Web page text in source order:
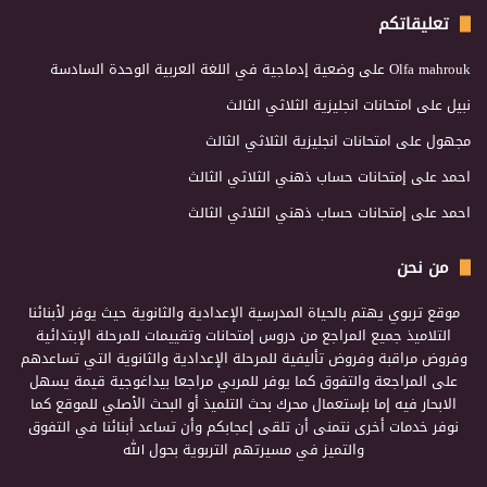
تعليقاتكم
Olfa mahroukعلى وضعية إدماجية في اللغة العربية الوحدة السادسة
نبيلعلى امتحانات انجليزية الثلاثي الثالث
مجهولعلى امتحانات انجليزية الثلاثي الثالث
احمدعلى إمتحانات حساب ذهني الثلاثي الثالث
احمدعلى إمتحانات حساب ذهني الثلاثي الثالث
من نحن
موقع تربوي يهتم بالحياة المدرسية الإعدادية والثانوية حيث يوفر لأبنائنا
التلاميذ جميع المراجع من دروس إمتحانات وتقييمات للمرحلة الإبتدائية
وفروض مراقبة وفروض تأليفية للمرحلة الإعدادية والثانوية التي تساعدهم
على المراجعة والتفوق كما يوفر للمربي مراجعا بيداغوجية قيمة يسهل
الابحار فيه إما بإستعمال محرك بحث التلميذ أو البحث الأصلي للموقع كما
نوفر خدمات أخرى نتمنى أن تلقى إعجابكم وأن تساعد أبنائنا في التفوق
والتميز في مسيرتهم التربوية بحول الله